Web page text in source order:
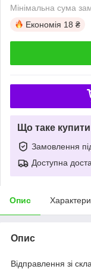
Мінімальна сума
Економія 18 ₴
Що таке
Замовлення
Доступна
Опис
Опис
Відправлення зі